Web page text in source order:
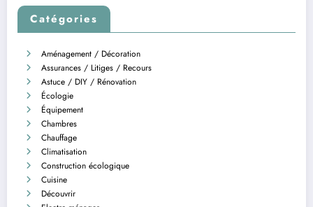
Catégories
Aménagement / Décoration
Assurances / Litiges / Recours
Astuce / DIY / Rénovation
Écologie
Équipement
Chambres
Chauffage
Climatisation
Construction écologique
Cuisine
Découvrir